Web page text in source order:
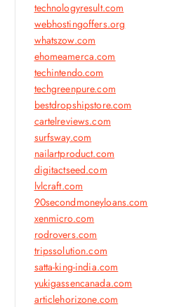
technologyresult.com
webhostingoffers.org
whatszow.com
ehomeamerca.com
techintendo.com
techgreenpure.com
bestdropshipstore.com
cartelreviews.com
surfsway.com
nailartproduct.com
digitactseed.com
lvlcraft.com
90secondmoneyloans.com
xenmicro.com
rodrovers.com
tripssolution.com
satta-king-india.com
yukigassencanada.com
articlehorizone.com